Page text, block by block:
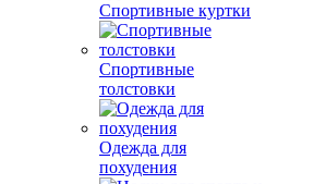
Спортивные куртки
Спортивные
толстовки
Одежда для
похудения